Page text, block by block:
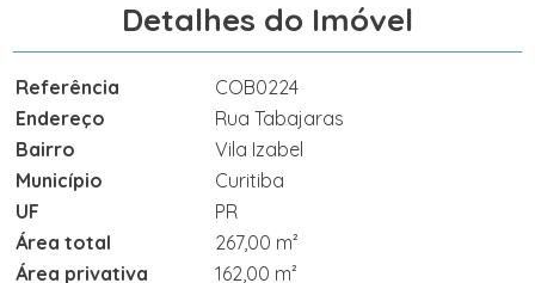
Detalhes do Imóvel
Referência
COB0224
Endereço
Rua Tabajaras
Bairro
Vila Izabel
Município
Curitiba
UF
PR
Área total
267,00 m²
Área privativa
162,00 m²